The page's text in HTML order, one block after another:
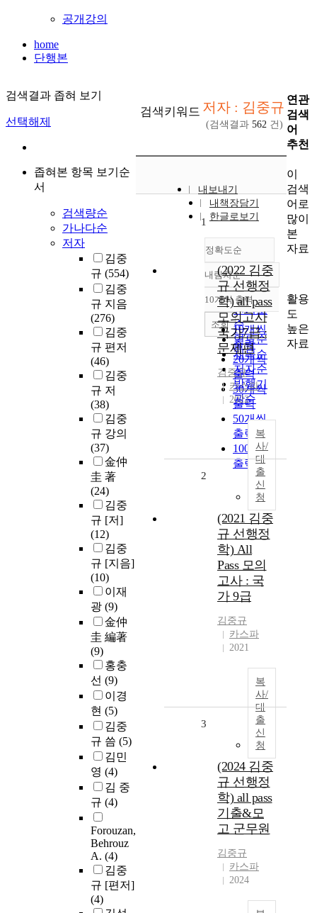
공개강의
home
단행본
검색결과 좁혀 보기
선택해제
좁혀본 항목 보기순
서
검색량순
가나다순
저자
김중
규 (554)
김중
규 지음
(276)
김중
규 편저
(46)
김중
규 저
(38)
김중
규 강의
(37)
金仲
圭 著
(24)
김중
규 [저]
(12)
김중
규 [지음]
(10)
이재
광 (9)
金仲
圭 編著
(9)
홍충
선 (9)
이경
현 (5)
김중
규 씀 (5)
김민
영 (4)
김 중
규 (4)
Forouzan,
Behrouz
A. (4)
김중
규 [편저]
(4)
검색키워드 저자 : 김중규
(검색결과 562 건)
내보내기
내책장담기
한글로보기
정확도순
정확도
순
인기도
순
연도순
제목순
저자순
발행기
관순
내림차순
내림차순
10개씩 출력
10개씩
출력
20개씩
출력
30개씩
출력
50개씩
출력
100개씩
출력
조회
1
(2022 김중
규 선행정
학) all pass
모의고사
국가7급 :
문제편
김중규
카스파
2022
복
사/
대
출
신
청
2
(2021 김중
규 선행정
학) All
Pass 모의
고사 : 국
가 9급
김중규
카스파
2021
복
사/
대
출
신
청
3
(2024 김중
규 선행정
학) all pass
기출&모
고 군무원
김중규
카스파
2024
연관
검색
어
추천
이
검색
어로
많이
본
자료
활용
도
높은
자료